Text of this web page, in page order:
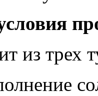
из трех